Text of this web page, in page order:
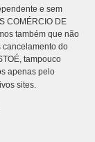
e sem
COMÉRCIO DE
também que não
cancelamento do
tampouco
apenas pelo
sites.